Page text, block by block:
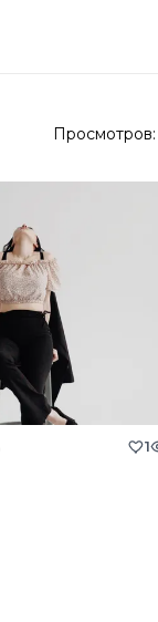
Просмотров:
1